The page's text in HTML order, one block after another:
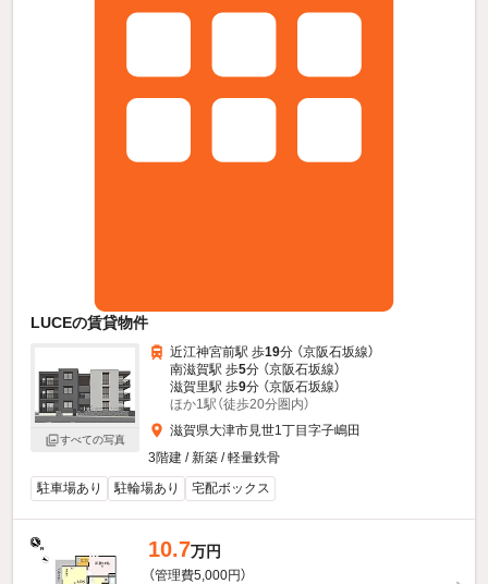
LUCEの賃貸物件
すべての写真
近江神宮前駅 歩19分 （京阪石坂線）
南滋賀駅 歩5分 （京阪石坂線）
滋賀里駅 歩9分 （京阪石坂線）
ほか1駅（徒歩20分圏内）
滋賀県大津市見世1丁目字子嶋田
3階建 / 新築 / 軽量鉄骨
駐車場あり
駐輪場あり 宅配ボックス
10.7万円
（管理費5,000円）